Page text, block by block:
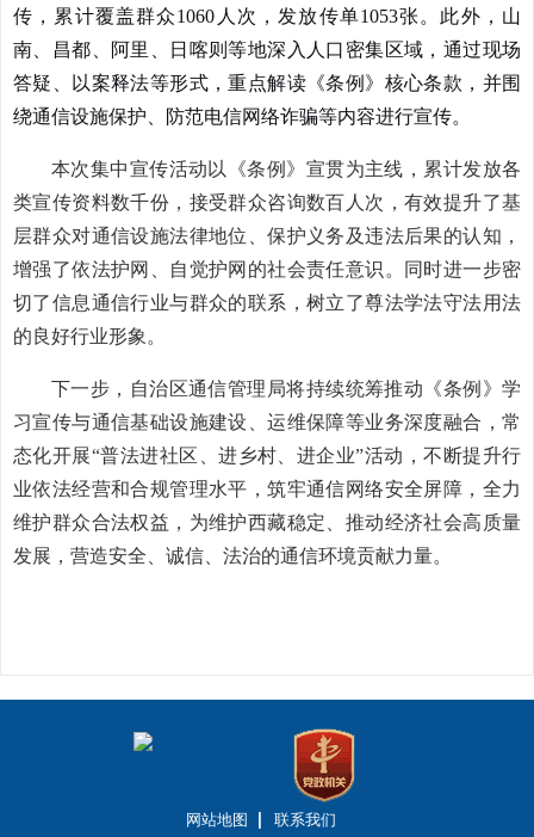
传，累计覆盖群众1060人次，发放传单1053张。此外，山
南、昌都、阿里、日喀则等地深入人口密集区域，通过现场
答疑、以案释法等形式，重点解读《条例》核心条款，并围
绕通信设施保护、防范电信网络诈骗等内容进行宣传。
本次集中宣传活动以《条例》宣贯为主线，累计发放各
类宣传资料数千份，接受群众咨询数百人次，有效提升了基
层群众对通信设施法律地位、保护义务及违法后果的认知，
增强了依法护网、自觉护网的社会责任意识。
同时进一步密
切了信息通信行业与群众的联系，树立了尊法学法守法用法
的良好行业形象。
下一步，自治区通信管理局将持续统筹推动《条例》学
习宣传与通信基础设施建设、运维保障等业务深度融合，常
态化开展“普法进社区、进乡村、进企业”活动，不断提升行
业依法经营和合规管理水平，筑牢通信网络安全屏障，全力
维护群众合法权益，为维护西藏稳定、推动经济社会高质量
发展，营造安全、诚信、法治的通信环境贡献力量。
网站地图 联系我们